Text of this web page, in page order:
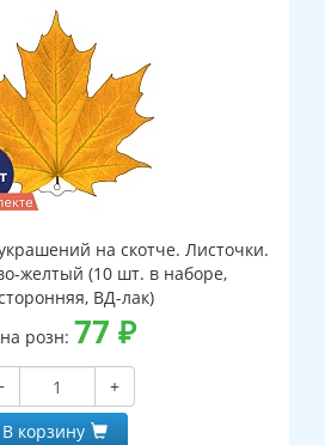
на скотче. Листочки.
желтый (10 шт. в наборе,
ВД-лак)
розн: 77 ₽
+
В корзину